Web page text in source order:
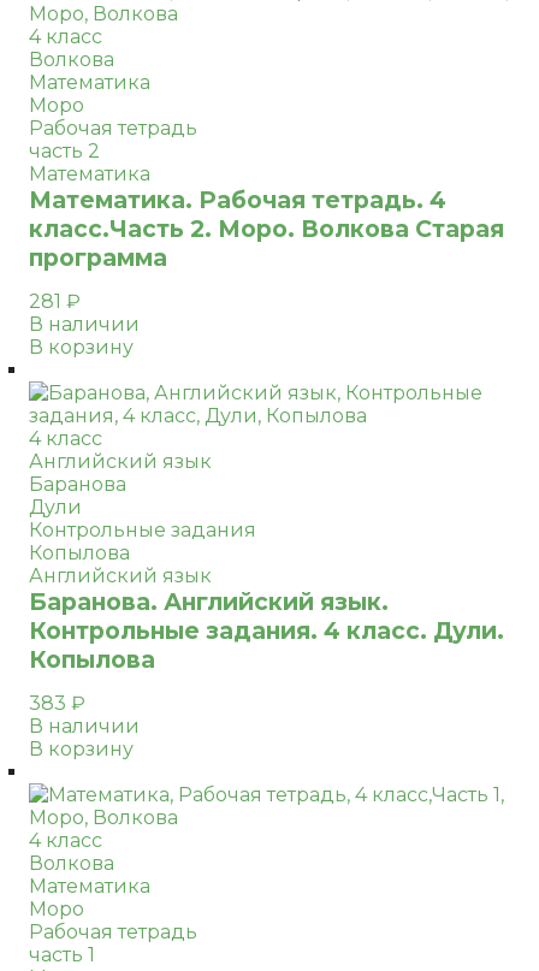
4 класс
Волкова
Математика
Моро
Рабочая тетрадь
часть 2
Математика
Математика. Рабочая тетрадь. 4
класс.Часть 2. Моро. Волкова Старая
программа
281 ₽
В наличии
В корзину
4 класс
Английский язык
Баранова
Дули
Контрольные задания
Копылова
Английский язык
Баранова. Английский язык.
Контрольные задания. 4 класс. Дули.
Копылова
383 ₽
В наличии
В корзину
4 класс
Волкова
Математика
Моро
Рабочая тетрадь
часть 1